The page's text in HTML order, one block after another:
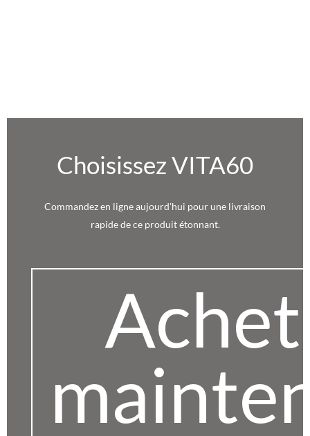
Choisissez VITA60
Commandez en ligne aujourd'hui pour une livraison
rapide de ce produit étonnant.